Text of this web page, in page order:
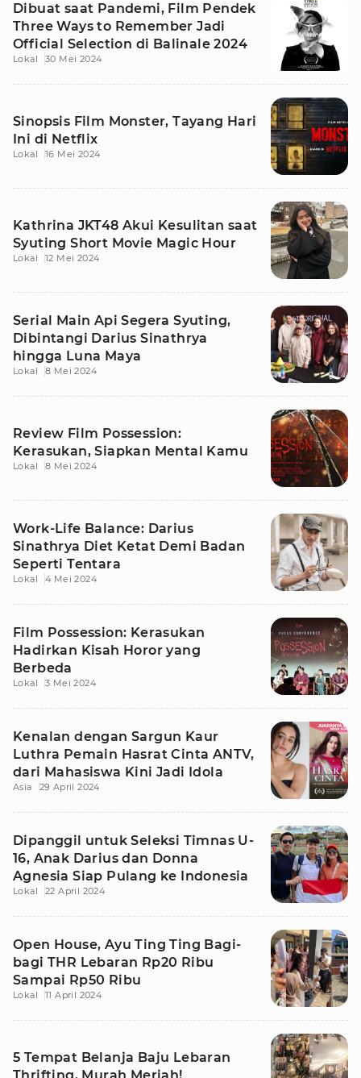
Dibuat saat Pandemi, Film Pendek
Three Ways to Remember Jadi
Official Selection di Balinale 2024
Lokal 30 Mei 2024
Sinopsis Film Monster, Tayang Hari
Ini di Netflix
Lokal 16 Mei 2024
Kathrina JKT48 Akui Kesulitan saat
Syuting Short Movie Magic Hour
Lokal 12 Mei 2024
Serial Main Api Segera Syuting,
Dibintangi Darius Sinathrya
hingga Luna Maya
Lokal 8 Mei 2024
Review Film Possession:
Kerasukan, Siapkan Mental Kamu
Lokal 8 Mei 2024
Work-Life Balance: Darius
Sinathrya Diet Ketat Demi Badan
Seperti Tentara
Lokal 4 Mei 2024
Film Possession: Kerasukan
Hadirkan Kisah Horor yang
Berbeda
Lokal 3 Mei 2024
Kenalan dengan Sargun Kaur
Luthra Pemain Hasrat Cinta ANTV,
dari Mahasiswa Kini Jadi Idola
Asia 29 April 2024
Dipanggil untuk Seleksi Timnas U-
16, Anak Darius dan Donna
Agnesia Siap Pulang ke Indonesia
Lokal 22 April 2024
Open House, Ayu Ting Ting Bagi-
bagi THR Lebaran Rp20 Ribu
Sampai Rp50 Ribu
Lokal 11 April 2024
5 Tempat Belanja Baju Lebaran